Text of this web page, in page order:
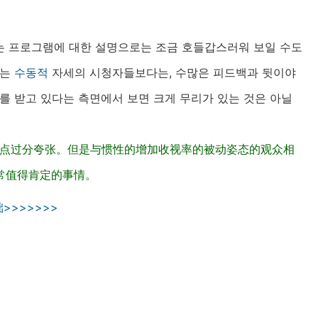
로그램에 대한 설명으로는 조금 호들갑스러워 보일 수도
수동적 자세의 시청자들보다는, 수많은 피드백과 뒷이야
받고 있다는 측면에서 보면 크게 무리가 있는 것은 아닐
过分夸张。但是与惯性的增加收视率的被动姿态的观众相
得肯定的事情。
>>>>>>>